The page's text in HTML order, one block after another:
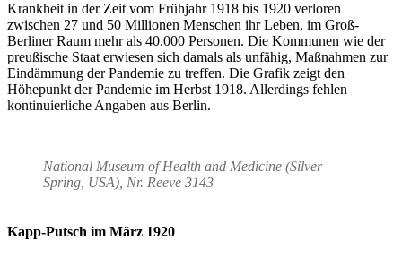
Krankheit in der Zeit vom Frühjahr 1918 bis 1920 verloren
zwischen 27 und 50 Millionen Menschen ihr Leben, im Groß-
Berliner Raum mehr als 40.000 Personen. Die Kommunen wie der
preußische Staat erwiesen sich damals als unfähig, Maßnahmen zur
Eindämmung der Pandemie zu treffen. Die Grafik zeigt den
Höhepunkt der Pandemie im Herbst 1918. Allerdings fehlen
kontinuierliche Angaben aus Berlin.
National Museum of Health and Medicine (Silver
Spring, USA), Nr. Reeve 3143
Kapp-Putsch im März 1920